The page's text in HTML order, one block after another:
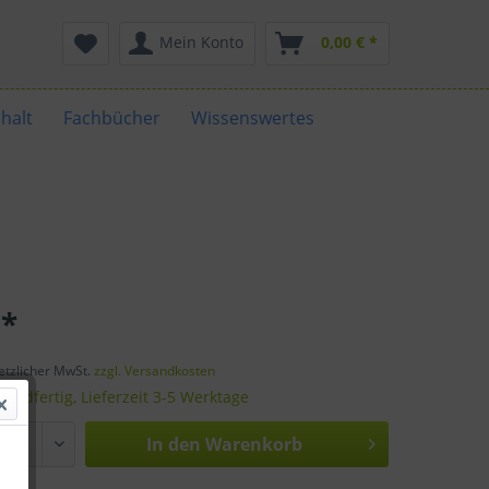
Mein Konto 0,00 € *
Fachbücher Wissenswertes
MwSt.zzgl. Versandkosten
Lieferzeit 3-5 Werktage
In den Warenkorb